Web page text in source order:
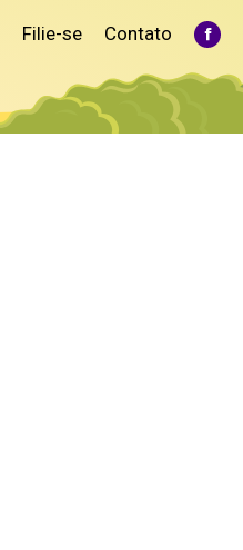
Filie-se Contato